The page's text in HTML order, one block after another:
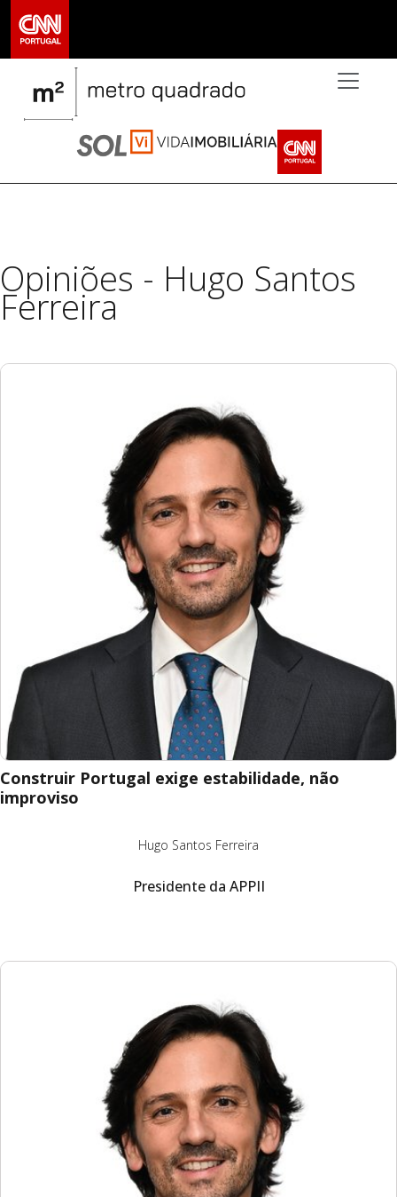
Opiniões - Hugo Santos
Ferreira
Construir Portugal exige estabilidade, não
improviso
Hugo Santos Ferreira
Presidente da APPII